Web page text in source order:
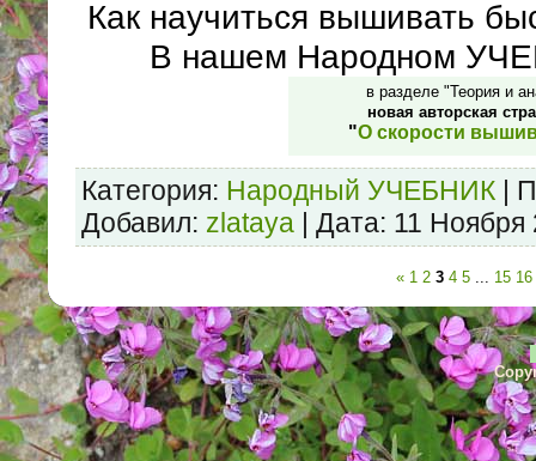
Как научиться вышивать
В нашем Народном
в разделе "Теория и
новая авторская
"О скорости
Категория: Народный УЧЕБНИК |
Добавил: zlataya | Дата: 11 Ноября
« 1 2 3 4 5 ... 15 16